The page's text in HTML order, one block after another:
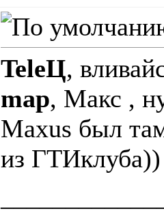
TeleЦ,
map, Макс ,
Maxus был
из ГТИклуба))